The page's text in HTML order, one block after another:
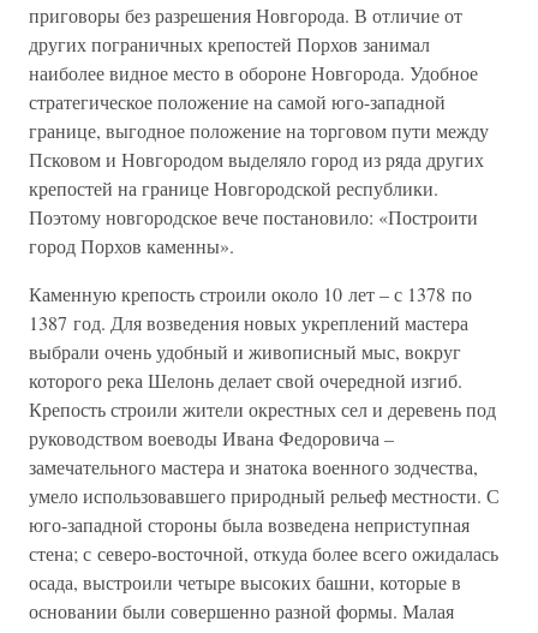
приговоры без разрешения Новгорода. В отличие от
других пограничных крепостей Порхов занимал
наиболее видное место в обороне Новгорода. Удобное
стратегическое положение на самой юго-западной
границе, выгодное положение на торговом пути между
Псковом и Новгородом выделяло город из ряда других
крепостей на границе Новгородской республики.
Поэтому новгородское вече постановило: «Построити
город Порхов каменны».
Каменную крепость строили около 10 лет – с 1378 по
1387 год. Для возведения новых укреплений мастера
выбрали очень удобный и живописный мыс, вокруг
которого река Шелонь делает свой очередной изгиб.
Крепость строили жители окрестных сел и деревень под
руководством воеводы Ивана Федоровича –
замечательного мастера и знатока военного зодчества,
умело использовавшего природный рельеф местности. С
юго-западной стороны была возведена неприступная
стена; с северо-восточной, откуда более всего ожидалась
осада, выстроили четыре высоких башни, которые в
основании были совершенно разной формы. Малая